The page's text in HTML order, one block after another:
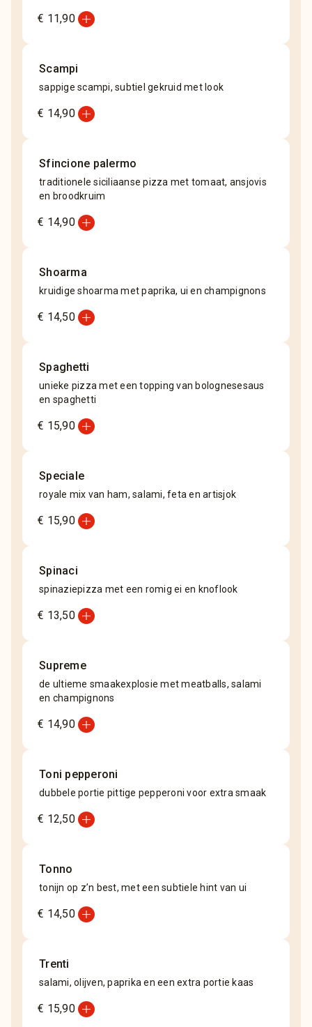
€ 11,90add_circle
Scampi
sappige scampi, subtiel gekruid met look
€ 14,90add_circle
Sfincione palermo
traditionele siciliaanse pizza met tomaat, ansjovis
en broodkruim
€ 14,90add_circle
Shoarma
kruidige shoarma met paprika, ui en champignons
€ 14,50add_circle
Spaghetti
unieke pizza met een topping van bolognesesaus
en spaghetti
€ 15,90add_circle
Speciale
royale mix van ham, salami, feta en artisjok
€ 15,90add_circle
Spinaci
spinaziepizza met een romig ei en knoflook
€ 13,50add_circle
Supreme
de ultieme smaakexplosie met meatballs, salami
en champignons
€ 14,90add_circle
Toni pepperoni
dubbele portie pittige pepperoni voor extra smaak
€ 12,50add_circle
Tonno
tonijn op z’n best, met een subtiele hint van ui
€ 14,50add_circle
Trenti
salami, olijven, paprika en een extra portie kaas
€ 15,90add_circle